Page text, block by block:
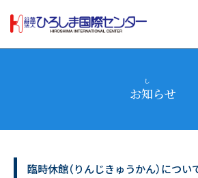
お知らせ
臨時休館（りんじきゅうかん）につい